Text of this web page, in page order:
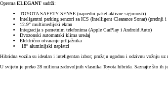
Oprema ELEGANT sadrži:
TOYOTA SAFETY SENSE (napredni paket aktivne sigurnosti)
Inteligentni parking senzori sa ICS (Intelligent Clearance Sonar) (prednji i
12.9" multimedijski ekran
Integracija s pametnim telefonima (Apple CarPlay i Android Auto)
Dvozonski automatski klima uređaj
Električno otvaranje prtljažnika
18” aluminijski naplatci
Hibridna vozila su idealan i inteligentan izbor; pružaju ugodnu i odzivnu vožnju
U svijetu je preko 28 miliona zadovoljnih vlasnika Toyota hibrida. Saznajte što ih